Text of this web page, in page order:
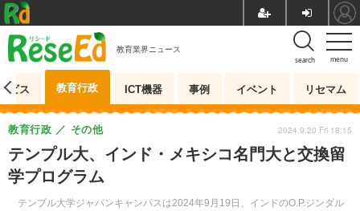
menu
search
教育業界ニュース
ビス 教育行政 ICT機器 事例 イベント リセマム
テンプル大、インド・メキシコ名門大と交換留
学プログラム
テンプル大学ジャパンキャンパスは2024年9月19日、インドのO.P.ジンダル
教育行政 その他 2024.9.20 Fri 18:15